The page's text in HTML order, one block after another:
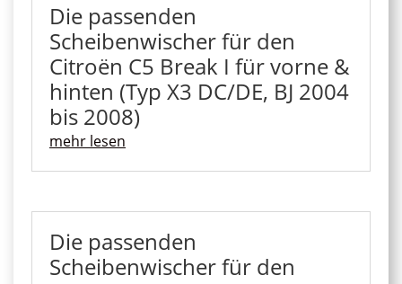
Die passenden
Scheibenwischer für den
Citroën C5 Break I für vorne &
hinten (Typ X3 DC/DE, BJ 2004
bis 2008)
mehr lesen
Die passenden
Scheibenwischer für den